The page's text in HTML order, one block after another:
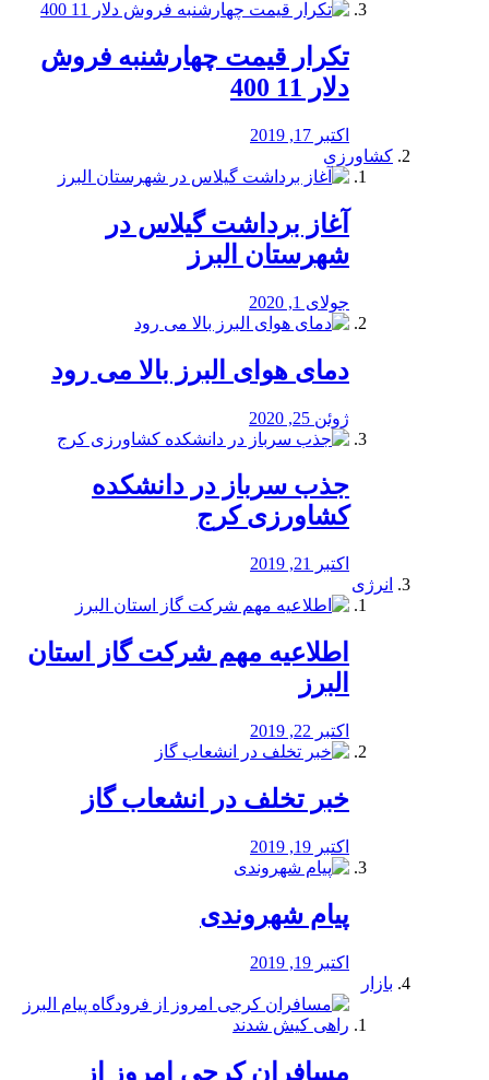
تکرار قیمت چهارشنبه فروش
دلار 11 400
اکتبر 17, 2019
کشاورزی
آغاز برداشت گیلاس در
شهرستان البرز
جولای 1, 2020
دمای هوای البرز بالا می رود
ژوئن 25, 2020
جذب سرباز در دانشکده
کشاورزی کرج
اکتبر 21, 2019
انرژی
️اطلاعیه مهم شرکت گاز استان
البرز
اکتبر 22, 2019
خبر تخلف در انشعاب گاز
اکتبر 19, 2019
پیام شهروندی
اکتبر 19, 2019
بازار
مسافران کرجی امروز از